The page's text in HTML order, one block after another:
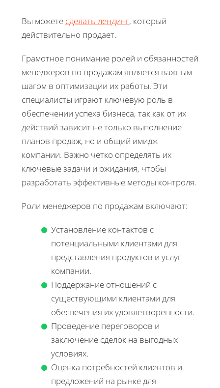
Вы можете сделать лендинг, который
действительно продает.
Грамотное понимание ролей и обязанностей
менеджеров по продажам является важным
шагом в оптимизации их работы. Эти
специалисты играют ключевую роль в
обеспечении успеха бизнеса, так как от их
действий зависит не только выполнение
планов продаж, но и общий имидж
компании. Важно четко определять их
ключевые задачи и ожидания, чтобы
разработать эффективные методы контроля.
Роли менеджеров по продажам включают:
Установление контактов с
потенциальными клиентами для
представления продуктов и услуг
компании.
Поддержание отношений с
существующими клиентами для
обеспечения их удовлетворенности.
Проведение переговоров и
заключение сделок на выгодных
условиях.
Оценка потребностей клиентов и
предложений на рынке для